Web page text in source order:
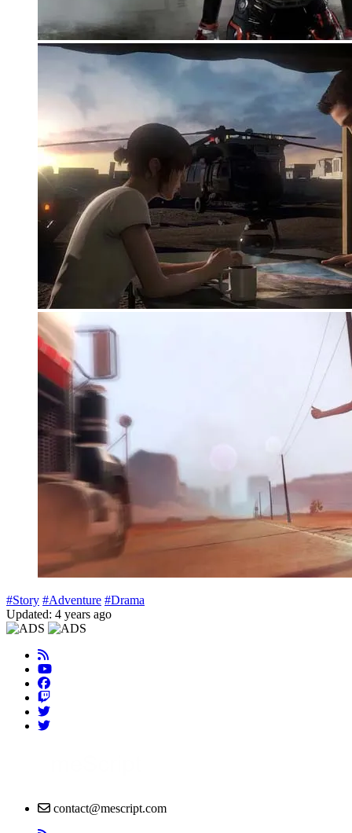
#Story #Adventure #Drama
Updated: 4 years ago
contact@mescript.com